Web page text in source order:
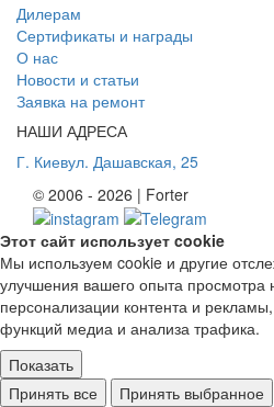
Дилерам
Сертификаты и награды
О нас
Новости и статьи
Заявка на ремонт
НАШИ АДРЕСА
Г. Киевул. Дашавская, 25
© 2006 - 2026 | Forter
Этот сайт использует cookie
Мы используем cookie и другие
улучшения вашего опыта просмотра
персонализации контента и
функций медиа и анализа трафика.
Показать
Ad storage
Принять все Принять выбранное